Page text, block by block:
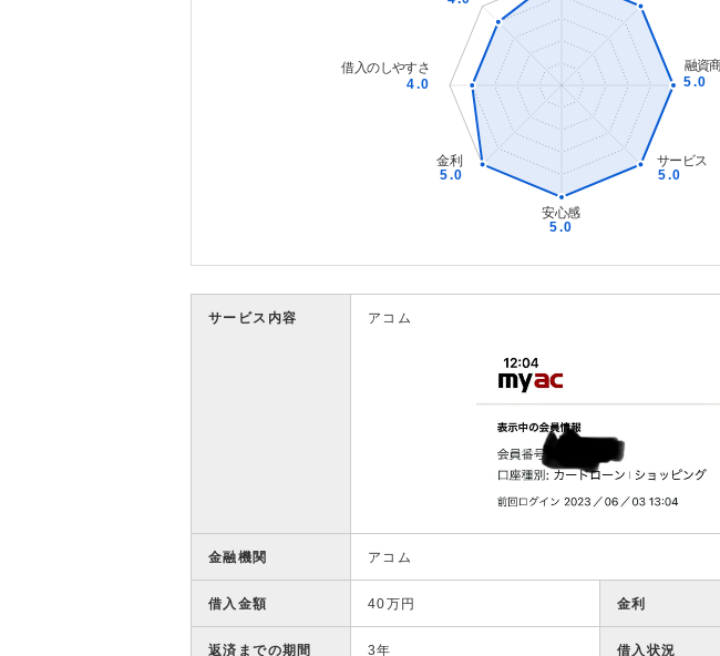
サービス内容 アコム
金融機関 アコム
借入金額 40万円 金利
返済までの期間 3年 借入状況